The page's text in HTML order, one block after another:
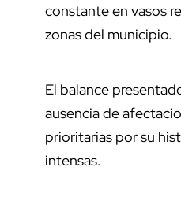
constante en vasos
zonas del municipio.
El balance
ausencia de
prioritarias por su
intensas.